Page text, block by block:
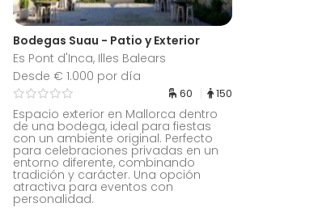
Bodegas Suau - Patio y Exterior
Es Pont d'Inca, Illes Balears
Desde € 1.000 por día
60 150
Espacio exterior en Mallorca dentro
de una bodega, ideal para fiestas
con un ambiente original. Perfecto
para celebraciones privadas en un
entorno diferente, combinando
tradición y carácter. Una opción
atractiva para eventos con
personalidad.